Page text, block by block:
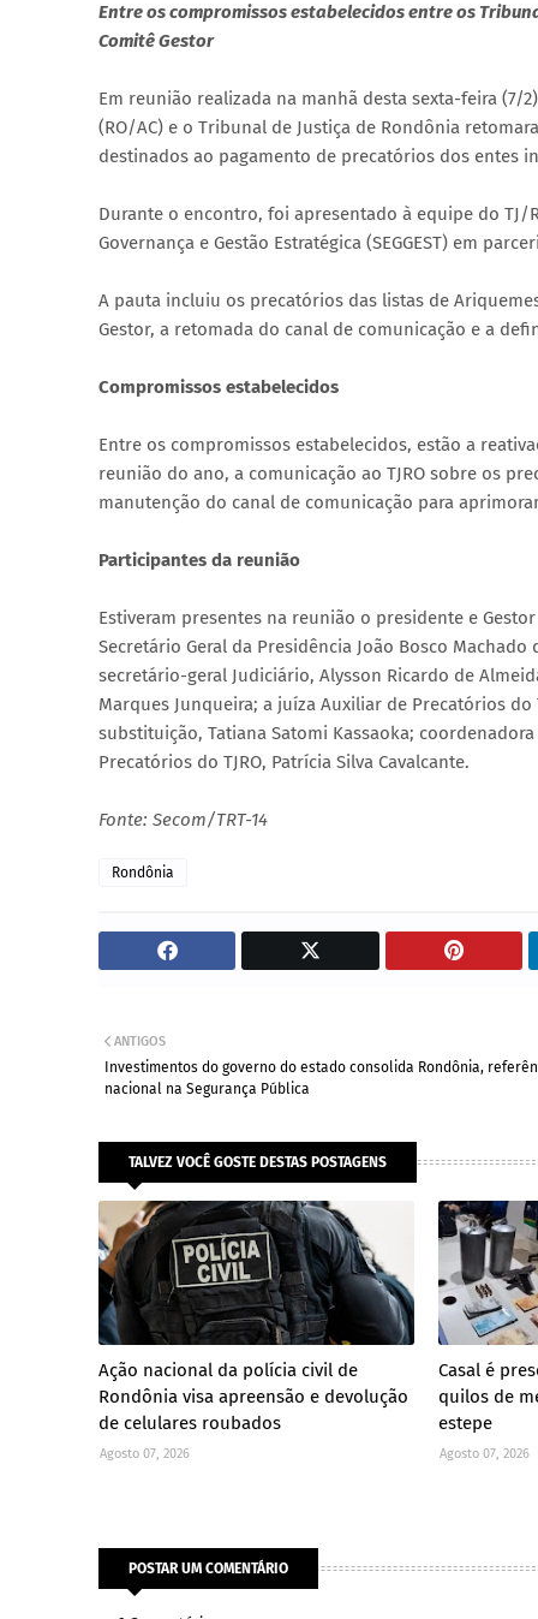
Entre os compromissos estabelecidos entre os
Comitê Gestor
Em reunião realizada na manhã desta sexta-feira (7/
(RO/AC) e o Tribunal de Justiça de Rondônia
destinados ao pagamento de precatórios dos entes
Durante o encontro, foi apresentado à equipe do TJ/
Governança e Gestão Estratégica (SEGGEST) em
A pauta incluiu os precatórios das listas de
Gestor, a retomada do canal de comunicação e a
Compromissos estabelecidos
Entre os compromissos estabelecidos, estão a
reunião do ano, a comunicação ao TJRO sobre os
manutenção do canal de comunicação para
Participantes da reunião
Estiveram presentes na reunião o presidente e
Secretário Geral da Presidência João Bosco
secretário-geral Judiciário, Alysson Ricardo de
Marques Junqueira; a juíza Auxiliar de Precatórios
substituição, Tatiana Satomi Kassaoka;
Precatórios do TJRO, Patrícia Silva Cavalcante.
Fonte: Secom/TRT-14
Rondônia
ANTIGOS
Investimentos do governo do estado consolida Rondônia,
nacional na Segurança Pública
TALVEZ VOCÊ GOSTE DESTAS POSTAGENS
Ação nacional da polícia civil de
Rondônia visa apreensão e devolução
de celulares roubados
Agosto 07, 2026
Casal é
quilos de
estepe
Agosto 07, 2026
POSTAR UM COMENTÁRIO